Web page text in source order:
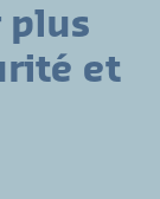
plus
et